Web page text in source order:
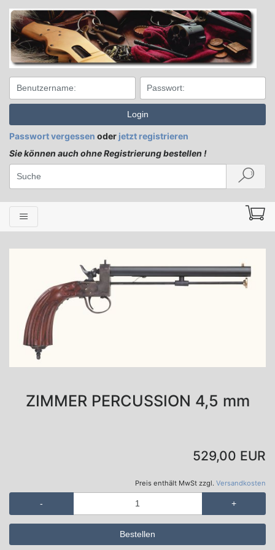
Login
Passwort vergessen oder jetzt registrieren
Sie können auch ohne Registrierung bestellen !
ZIMMER PERCUSSION 4,5 mm
529,00 EUR
Preis enthält MwSt zzgl. Versandkosten
- +